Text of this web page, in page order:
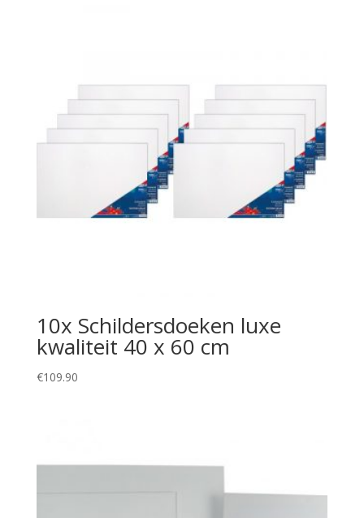
10x Schildersdoeken luxe
kwaliteit 40 x 60 cm
€109.90